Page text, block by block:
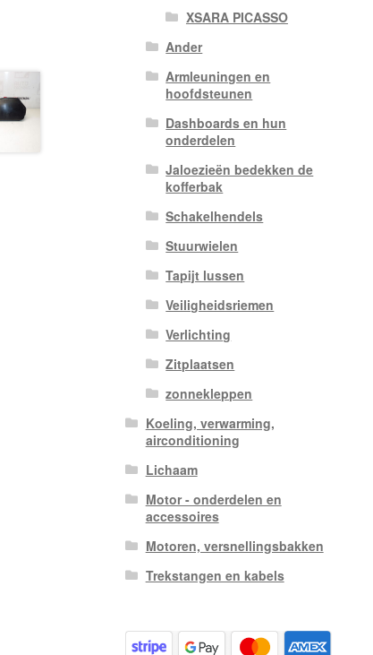
XSARA PICASSO
Ander
Armleuningen en
hoofdsteunen
Dashboards en hun
onderdelen
Jaloezieën bedekken de
kofferbak
Schakelhendels
Stuurwielen
Tapijt lussen
Veiligheidsriemen
Verlichting
Zitplaatsen
zonnekleppen
Koeling, verwarming,
airconditioning
Lichaam
Motor - onderdelen en
accessoires
Motoren, versnellingsbakken
Trekstangen en kabels